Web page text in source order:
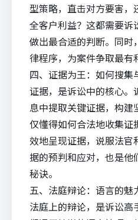
型策略，直击对方要害，
全客户利益？这都需要诉
做出最合适的判断。同时
律程序，为案件争取最有
四、证据为王：如何搜集
证据，是诉讼中的核心。
息中提取关键证据，构建
仅懂得如何合法地收集证
效地呈现证据，说服法官
据的预判和应对，也是他
秘诀。
五、法庭辩论：语言的魅
法庭上的辩论，是诉讼